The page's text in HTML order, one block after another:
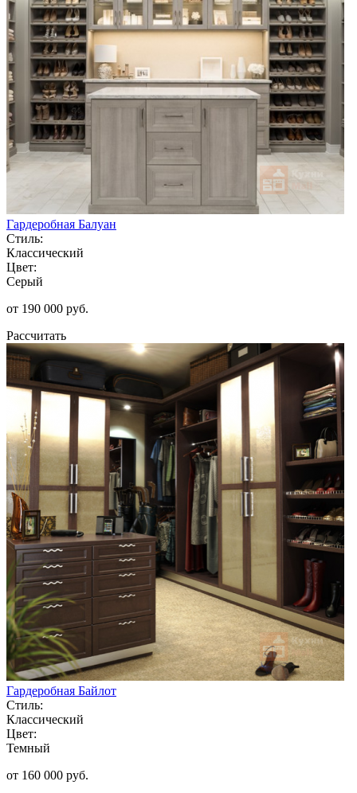
Гардеробная Балуан
Стиль:
Классический
Цвет:
Серый
от 190 000 руб.
Рассчитать
Гардеробная Байлот
Стиль:
Классический
Цвет:
Темный
от 160 000 руб.